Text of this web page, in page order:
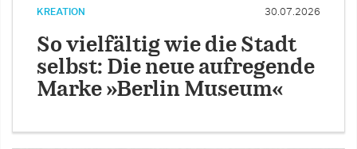
KREATION 30.07.2026
So vielfältig wie die Stadt
selbst: Die neue aufregende
Marke »Berlin Museum«